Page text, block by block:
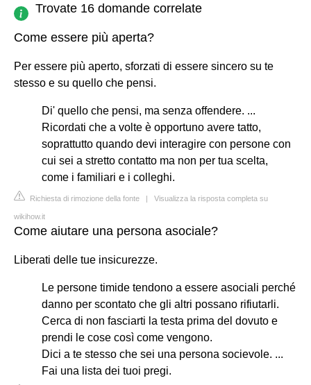
Trovate 16 domande correlate
Come essere più aperta?
Per essere più aperto, sforzati di essere sincero su te
stesso e su quello che pensi.
Di' quello che pensi, ma senza offendere. ...
Ricordati che a volte è opportuno avere tatto,
soprattutto quando devi interagire con persone con
cui sei a stretto contatto ma non per tua scelta,
come i familiari e i colleghi.
Richiesta di rimozione della fonte | Visualizza la risposta completa su
wikihow.it
Come aiutare una persona asociale?
Liberati delle tue insicurezze.
Le persone timide tendono a essere asociali perché
danno per scontato che gli altri possano rifiutarli.
Cerca di non fasciarti la testa prima del dovuto e
prendi le cose così come vengono.
Dici a te stesso che sei una persona socievole. ...
Fai una lista dei tuoi pregi.